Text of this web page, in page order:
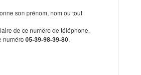
son prénom, nom ou tout
de ce numéro de téléphone,
numéro 05-39-98-39-80.